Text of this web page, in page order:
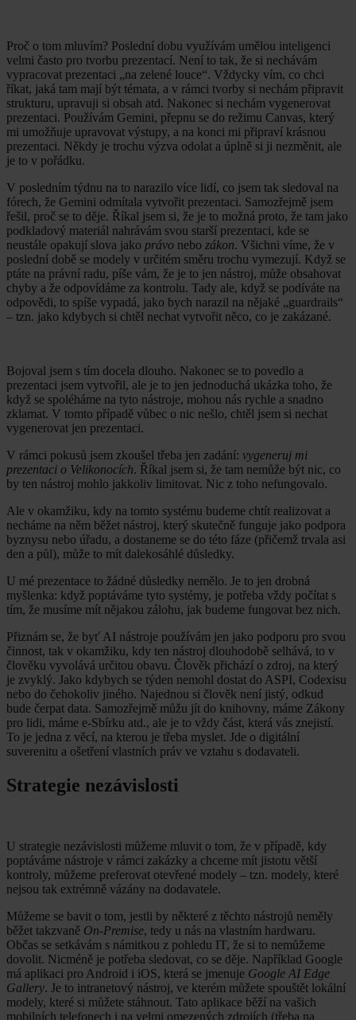
Proč o tom mluvím? Poslední dobu využívám umělou inteligenci
velmi často pro tvorbu prezentací. Není to tak, že si nechávám
vypracovat prezentaci „na zelené louce“. Vždycky vím, co chci
říkat, jaká tam mají být témata, a v rámci tvorby si nechám připravit
strukturu, upravuji si obsah atd. Nakonec si nechám vygenerovat
prezentaci. Používám Gemini, přepnu se do režimu Canvas, který
mi umožňuje upravovat výstupy, a na konci mi připraví krásnou
prezentaci. Někdy je trochu výzva odolat a úplně si ji nezměnit, ale
je to v pořádku.
V posledním týdnu na to narazilo více lidí, co jsem tak sledoval na
fórech, že Gemini odmítala vytvořit prezentaci. Samozřejmě jsem
řešil, proč se to děje. Říkal jsem si, že je to možná proto, že tam jako
podkladový materiál nahrávám svou starší prezentaci, kde se
neustále opakují slova jako právo nebo zákon. Všichni víme, že v
poslední době se modely v určitém směru trochu vymezují. Když se
ptáte na právní radu, píše vám, že je to jen nástroj, může obsahovat
chyby a že odpovídáme za kontrolu. Tady ale, když se podíváte na
odpovědi, to spíše vypadá, jako bych narazil na nějaké „guardrails“
– tzn. jako kdybych si chtěl nechat vytvořit něco, co je zakázané.
Bojoval jsem s tím docela dlouho. Nakonec se to povedlo a
prezentaci jsem vytvořil, ale je to jen jednoduchá ukázka toho, že
když se spoléháme na tyto nástroje, mohou nás rychle a snadno
zklamat. V tomto případě vůbec o nic nešlo, chtěl jsem si nechat
vygenerovat jen prezentaci.
V rámci pokusů jsem zkoušel třeba jen zadání: vygeneruj mi
prezentaci o Velikonocích. Říkal jsem si, že tam nemůže být nic, co
by ten nástroj mohlo jakkoliv limitovat. Nic z toho nefungovalo.
Ale v okamžiku, kdy na tomto systému budeme chtít realizovat a
necháme na něm běžet nástroj, který skutečně funguje jako podpora
byznysu nebo úřadu, a dostaneme se do této fáze (přičemž trvala asi
den a půl), může to mít dalekosáhlé důsledky.
U mé prezentace to žádné důsledky nemělo. Je to jen drobná
myšlenka: když poptáváme tyto systémy, je potřeba vždy počítat s
tím, že musíme mít nějakou zálohu, jak budeme fungovat bez nich.
Přiznám se, že byť AI nástroje používám jen jako podporu pro svou
činnost, tak v okamžiku, kdy ten nástroj dlouhodobě selhává, to v
člověku vyvolává určitou obavu. Člověk přichází o zdroj, na který
je zvyklý. Jako kdybych se týden nemohl dostat do ASPI, Codexisu
nebo do čehokoliv jiného. Najednou si člověk není jistý, odkud
bude čerpat data. Samozřejmě můžu jít do knihovny, máme Zákony
pro lidi, máme e-Sbírku atd., ale je to vždy část, která vás znejistí.
To je jedna z věcí, na kterou je třeba myslet. Jde o digitální
suverenitu a ošetření vlastních práv ve vztahu s dodavateli.
Strategie nezávislosti
U strategie nezávislosti můžeme mluvit o tom, že v případě, kdy
poptáváme nástroje v rámci zakázky a chceme mít jistotu větší
kontroly, můžeme preferovat otevřené modely – tzn. modely, které
nejsou tak extrémně vázány na dodavatele.
Můžeme se bavit o tom, jestli by některé z těchto nástrojů neměly
běžet takzvaně On-Premise, tedy u nás na vlastním hardwaru.
Občas se setkávám s námitkou z pohledu IT, že si to nemůžeme
dovolit. Nicméně je potřeba sledovat, co se děje. Například Google
má aplikaci pro Android i iOS, která se jmenuje Google AI Edge
Gallery. Je to intranetový nástroj, ve kterém můžete spouštět lokální
modely, které si můžete stáhnout. Tato aplikace běží na vašich
mobilních telefonech i na velmi omezených zdrojích (třeba na